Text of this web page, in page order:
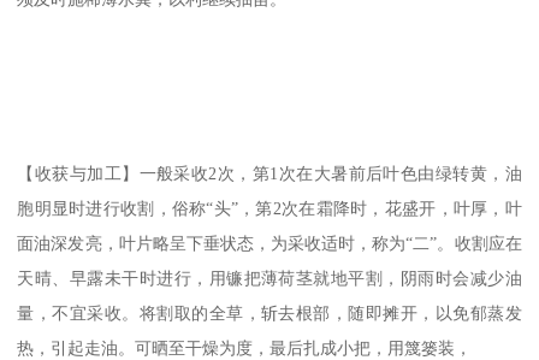
【收获与加工】一般采收2次，第1次在大暑前后叶色由绿转黄，油
胞明显时进行收割，俗称“头”，第2次在霜降时，花盛开，叶厚，叶
面油深发亮，叶片略呈下垂状态，为采收适时，称为“二”。收割应在
天晴、早露未干时进行，用镰把薄荷茎就地平割，阴雨时会减少油
量，不宜采收。将割取的全草，斩去根部，随即摊开，以免郁蒸发
热，引起走油。可晒至干燥为度，最后扎成小把，用篾篓装，